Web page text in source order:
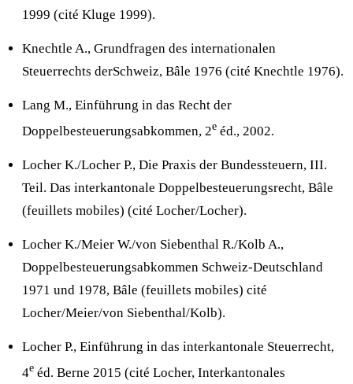
1999 (cité Kluge 1999).
Knechtle A., Grundfragen des internationalen
Steuerrechts derSchweiz, Bâle 1976 (cité Knechtle 1976).
Lang M., Einführung in das Recht der
Doppelbesteuerungsabkommen, 2e éd., 2002.
Locher K./Locher P., Die Praxis der Bundessteuern, III.
Teil. Das interkantonale Doppelbesteuerungsrecht, Bâle
(feuillets mobiles) (cité Locher/Locher).
Locher K./Meier W./von Siebenthal R./Kolb A.,
Doppelbesteuerungsabkommen Schweiz-Deutschland
1971 und 1978, Bâle (feuillets mobiles) cité
Locher/Meier/von Siebenthal/Kolb).
Locher P., Einführung in das interkantonale Steuerrecht,
4e éd. Berne 2015 (cité Locher, Interkantonales